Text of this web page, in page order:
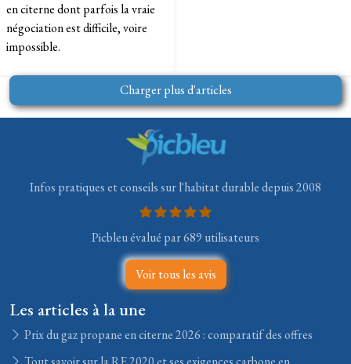
en citerne dont parfois la vraie
négociation est difficile, voire
impossible.
Charger plus d'articles
Infos pratiques et conseils sur l'habitat durable depuis 2008
Picbleu évalué par 689 utilisateurs
Voir tous les avis
Les articles à la une
Prix du gaz propane en citerne 2026 : comparatif des offres